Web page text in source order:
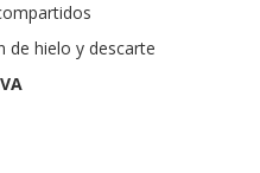
de hielo y descarte